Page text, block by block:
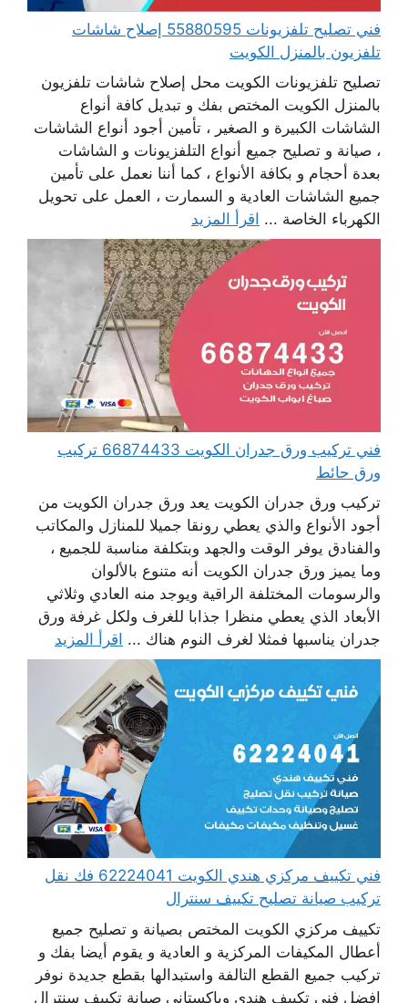
فني تصليح تلفزيونات 55880595 إصلاح شاشات
تلفزيون بالمنزل الكويت
تصليح تلفزيونات الكويت محل إصلاح شاشات تلفزيون
بالمنزل الكويت المختص بفك و تبديل كافة أنواع
الشاشات الكبيرة و الصغير ، تأمين أجود أنواع الشاشات
، صيانة و تصليح جميع أنواع التلفزيونات و الشاشات
بعدة أحجام و بكافة الأنواع ، كما أننا نعمل على تأمين
جميع الشاشات العادية و السمارت ، العمل على تحويل
الكهرباء الخاصة ... اقرأ المزيد
فني تركيب ورق جدران الكويت 66874433 تركيب
ورق حائط
تركيب ورق جدران الكويت يعد ورق جدران الكويت من
أجود الأنواع والذي يعطي رونقا جميلا للمنازل والمكاتب
والفنادق يوفر الوقت والجهد وبتكلفة مناسبة للجميع ،
وما يميز ورق جدران الكويت أنه متنوع بالألوان
والرسومات المختلفة الراقية ويوجد منه العادي وثلاثي
الأبعاد الذي يعطي منظرا جذابا للغرف ولكل غرفة ورق
جدران يناسبها فمثلا لغرف النوم هناك ... اقرأ المزيد
فني تكييف مركزي هندي الكويت 62224041 فك نقل
تركيب صيانة تصليح تكييف سنترال
تكييف مركزي الكويت المختص بصيانة و تصليح جميع
أعطال المكيفات المركزية و العادية و يقوم أيضا بفك و
تركيب جميع القطع التالفة واستبدالها بقطع جديدة نوفر
افضل فني تكييف هندي وباكستاني صيانة تكييف سنترال